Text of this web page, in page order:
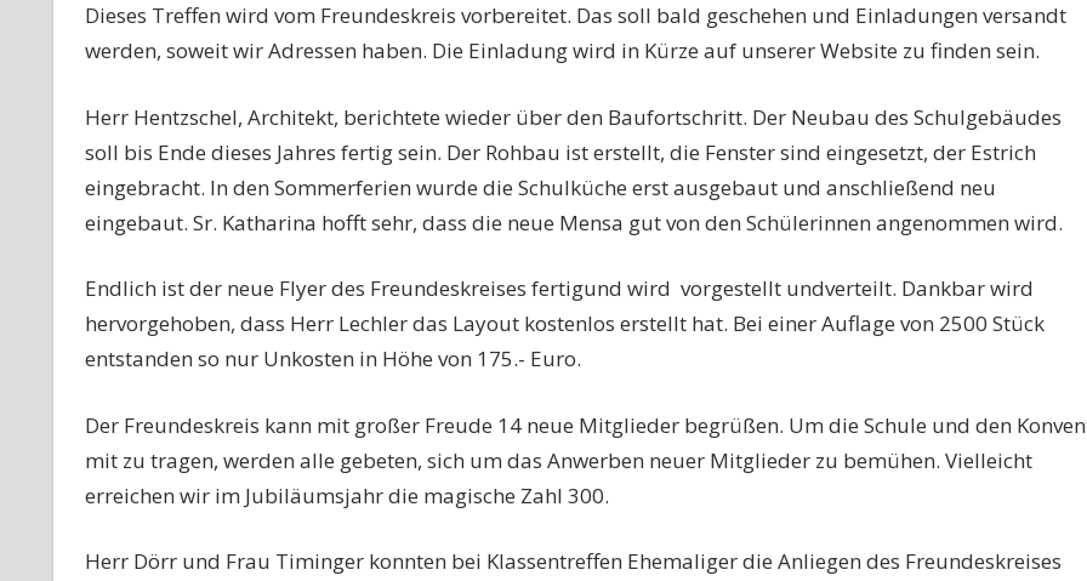
Dieses Treffen wird vom Freundeskreis vorbereitet. Das soll bald geschehen und Einladungen versandt
werden, soweit wir Adressen haben. Die Einladung wird in Kürze auf unserer Website zu finden sein.
Herr Hentzschel, Architekt, berichtete wieder über den Baufortschritt. Der Neubau des Schulgebäudes
soll bis Ende dieses Jahres fertig sein. Der Rohbau ist erstellt, die Fenster sind eingesetzt, der Estrich
eingebracht. In den Sommerferien wurde die Schulküche erst ausgebaut und anschließend neu
eingebaut. Sr. Katharina hofft sehr, dass die neue Mensa gut von den Schülerinnen angenommen wird.
Endlich ist der neue Flyer des Freundeskreises fertigund wird vorgestellt undverteilt. Dankbar wird
hervorgehoben, dass Herr Lechler das Layout kostenlos erstellt hat. Bei einer Auflage von 2500 Stück
entstanden so nur Unkosten in Höhe von 175.- Euro.
Der Freundeskreis kann mit großer Freude 14 neue Mitglieder begrüßen. Um die Schule und den
mit zu tragen, werden alle gebeten, sich um das Anwerben neuer Mitglieder zu bemühen. Vielleicht
erreichen wir im Jubiläumsjahr die magische Zahl 300.
Herr Dörr und Frau Timinger konnten bei Klassentreffen Ehemaliger die Anliegen des Freundeskreises